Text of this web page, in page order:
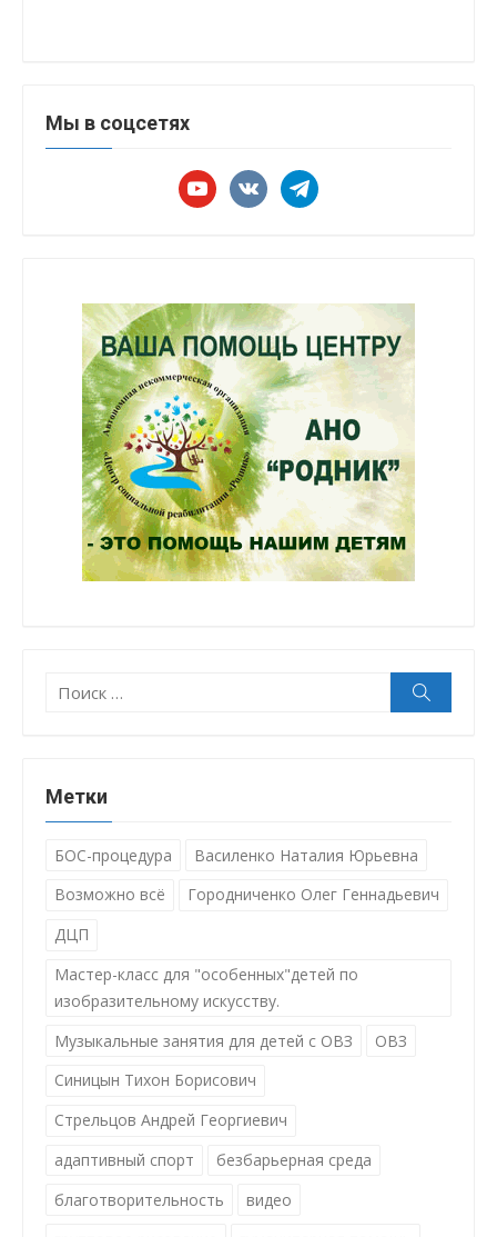
Мы в соцсетях
youtubevkontaktetelegram
Поиск:
Метки
БОС-процедура
Василенко Наталия Юрьевна
Возможно всё
Городниченко Олег Геннадьевич
ДЦП
Мастер-класс для "особенных"детей по
изобразительному искусству.
Музыкальные занятия для детей с ОВЗ
ОВЗ
Синицын Тихон Борисович
Стрельцов Андрей Георгиевич
адаптивный спорт
безбарьерная среда
благотворительность
видео